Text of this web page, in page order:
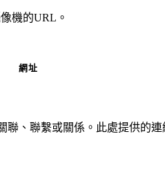
機的URL。
網址
聯、聯繫或關係。此處提供